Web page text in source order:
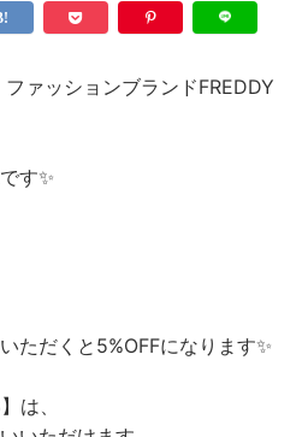
ァッションブランドFREDDY
す✨
ただくと5%OFFになります✨
は、